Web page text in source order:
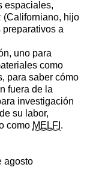
espaciales,
(Californiano, hijo
a
uno para
como
para saber cómo
fuera de la
investigación
su labor,
como MELFI .
agosto